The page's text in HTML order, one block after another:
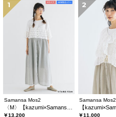
1
Samansa Mos2
￥13,200
2
Samansa Mos2
￥11,000